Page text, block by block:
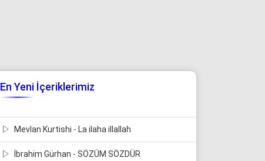
En Yeni İçeriklerimiz
Mevlan Kurtishi - La ilaha illallah
İbrahim Gürhan - SÖZÜM SÖZDÜR